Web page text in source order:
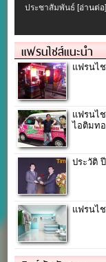
ประชาสัมพันธ์[อ่านต่อ]
แฟรนไชส์แนะนำ
แฟรนไ
แฟรนไ
ไอติมท
ประวัติ
แฟรนไ